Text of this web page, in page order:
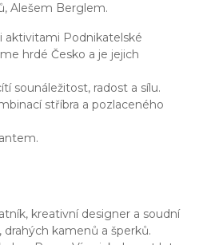
Alešem Berglem.
aktivitami Podnikatelské
hrdé Česko a je jejich
sounáležitost, radost a sílu.
stříbra a pozlaceného
kreativní designer a soudní
kamenů a šperků.